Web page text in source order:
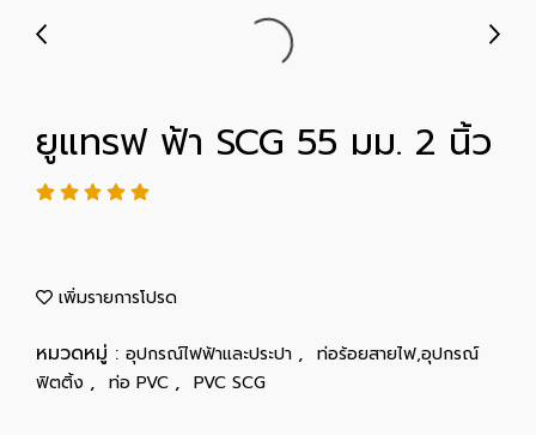
ยูแทรฟ ฟ้า SCG 55 มม. 2 นิ้ว
เพิ่มรายการโปรด
หมวดหมู่ : อุปกรณ์ไฟฟ้าและประปา , ท่อร้อยสายไฟ,อุปกรณ์
ฟิตติ้ง , ท่อ PVC , PVC SCG